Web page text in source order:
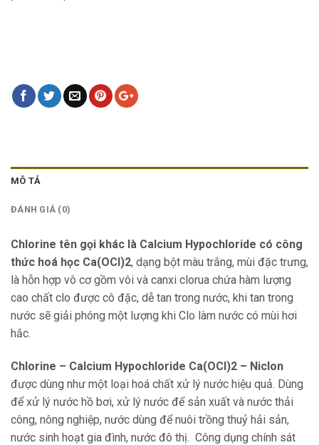
MÔ TẢ
ĐÁNH GIÁ (0)
Chlorine tên gọi khác là Calcium Hypochloride có công
thức hoá học Ca(OCl)2, dạng bột màu trắng, mùi đặc trưng,
là hỗn hợp vô cơ gồm vôi và canxi clorua chứa hàm lượng
cao chất clo được cô đặc, dễ tan trong nước, khi tan trong
nước sẽ giải phóng một lượng khi Clo làm nước có mùi hơi
hắc.
Chlorine – Calcium Hypochloride Ca(OCl)2 – Niclon
được dùng như một loại hoá chất xử lý nước hiệu quả. Dùng
để xử lý nước hồ bơi, xử lý nước để sản xuất và nước thải
công, nông nghiệp, nước dùng để nuôi trồng thuỷ hải sản,
nước sinh hoạt gia đình, nước đô thị. Công dụng chính sát